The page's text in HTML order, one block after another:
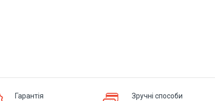
Гарантія
Зручні способи